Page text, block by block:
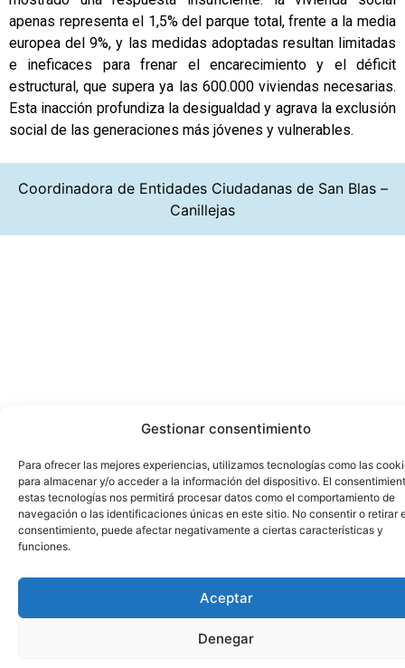
Gestionar consentimiento
Para ofrecer las mejores experiencias, utilizamos tecnologías como las
para almacenar y/o acceder a la información del dispositivo. El
estas tecnologías nos permitirá procesar datos como el comportamiento de
navegación o las identificaciones únicas en este sitio. No consentir o retirar
consentimiento, puede afectar negativamente a ciertas características y
funciones.
Aceptar
Denegar
apenas representa el 1,5% del parque total, frente a la media
europea del 9%, y las medidas adoptadas resultan limitadas
e ineficaces para frenar el encarecimiento y el déficit
estructural, que supera ya las 600.000 viviendas necesarias.
Esta inacción profundiza la desigualdad y agrava la exclusión
social de las generaciones más jóvenes y vulnerables.
Coordinadora de Entidades Ciudadanas de San Blas –
Canillejas